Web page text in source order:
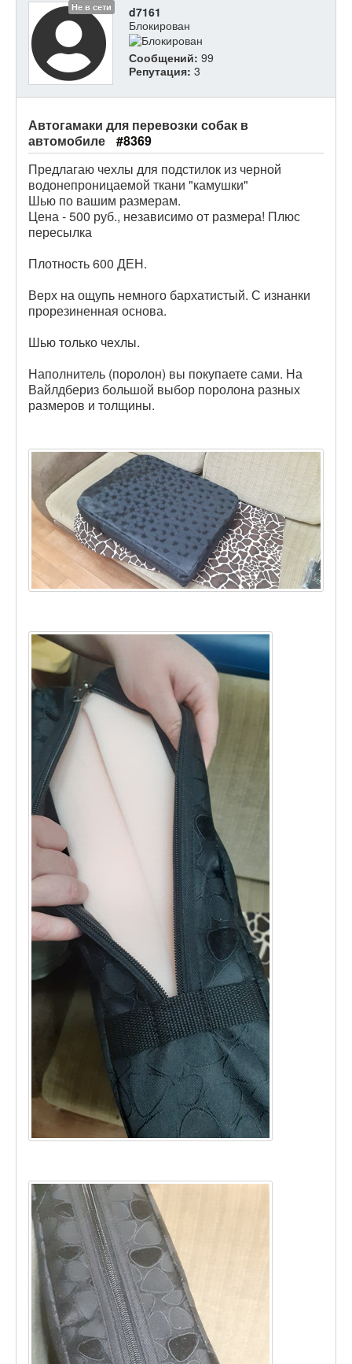
Не в сети
d7161
Блокирован
Сообщений: 99
Репутация: 3
Автогамаки для перевозки собак в
автомобиле
#8369
Предлагаю чехлы для подстилок из черной
водонепроницаемой ткани "камушки"
Шью по вашим размерам.
Цена - 500 руб., независимо от размера! Плюс
пересылка
Плотность 600 ДЕН.
Верх на ощупь немного бархатистый. С изнанки
прорезиненная основа.
Шью только чехлы.
Наполнитель (поролон) вы покупаете сами. На
Вайлдбериз большой выбор поролона разных
размеров и толщины.